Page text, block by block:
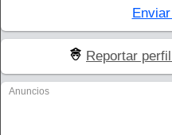
Reportar
Anuncios